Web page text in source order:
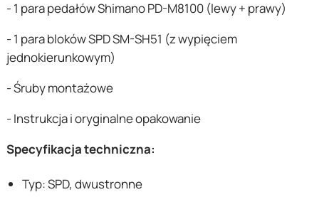
- 1 para pedałów Shimano PD-M8100 (lewy + prawy)
- 1 para bloków SPD SM-SH51 (z wypięciem
jednokierunkowym)
- Śruby montażowe
- Instrukcja i oryginalne opakowanie
Specyfikacja techniczna:
Typ: SPD, dwustronne